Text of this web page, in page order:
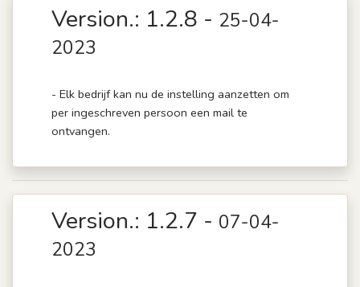
Version.: 1.2.8 - 25-04-
2023
- Elk bedrijf kan nu de instelling aanzetten om
per ingeschreven persoon een mail te
ontvangen.
Version.: 1.2.7 - 07-04-
2023